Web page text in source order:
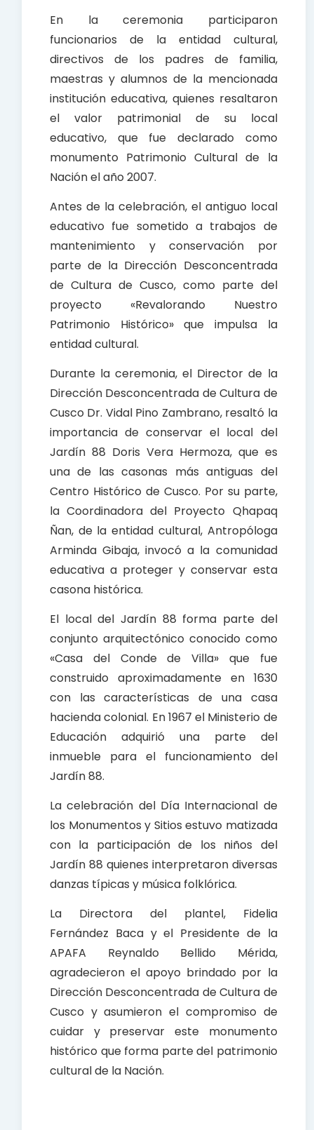
En la ceremonia participaron
funcionarios de la entidad cultural,
directivos de los padres de familia,
maestras y alumnos de la mencionada
institución educativa, quienes resaltaron
el valor patrimonial de su local
educativo, que fue declarado como
monumento Patrimonio Cultural de la
Nación el año 2007.
Antes de la celebración, el antiguo local
educativo fue sometido a trabajos de
mantenimiento y conservación por
parte de la Dirección Desconcentrada
de Cultura de Cusco, como parte del
proyecto «Revalorando Nuestro
Patrimonio Histórico» que impulsa la
entidad cultural.
Durante la ceremonia, el Director de la
Dirección Desconcentrada de Cultura de
Cusco Dr. Vidal Pino Zambrano, resaltó la
importancia de conservar el local del
Jardín 88 Doris Vera Hermoza, que es
una de las casonas más antiguas del
Centro Histórico de Cusco. Por su parte,
la Coordinadora del Proyecto Qhapaq
Ñan, de la entidad cultural, Antropóloga
Arminda Gibaja, invocó a la comunidad
educativa a proteger y conservar esta
casona histórica.
El local del Jardín 88 forma parte del
conjunto arquitectónico conocido como
«Casa del Conde de Villa» que fue
construido aproximadamente en 1630
con las características de una casa
hacienda colonial. En 1967 el Ministerio de
Educación adquirió una parte del
inmueble para el funcionamiento del
Jardín 88.
La celebración del Día Internacional de
los Monumentos y Sitios estuvo matizada
con la participación de los niños del
Jardín 88 quienes interpretaron diversas
danzas típicas y música folklórica.
La Directora del plantel, Fidelia
Fernández Baca y el Presidente de la
APAFA Reynaldo Bellido Mérida,
agradecieron el apoyo brindado por la
Dirección Desconcentrada de Cultura de
Cusco y asumieron el compromiso de
cuidar y preservar este monumento
histórico que forma parte del patrimonio
cultural de la Nación.